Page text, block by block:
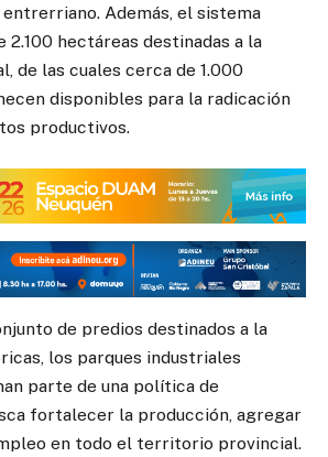
Además, el sistema
2.100 hectáreas destinadas a la
de las cuales cerca de 1.000
disponibles para la radicación
productivos.
de predios destinados a la
los parques industriales
parte de una política de
fortalecer la producción, agregar
en todo el territorio provincial.